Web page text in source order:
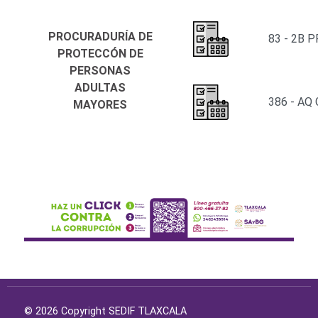
PROCURADURÍA DE
PROTECCÓN DE
PERSONAS
ADULTAS
MAYORES
83 - 2B
386 - AQ
© 2026 Copyright SEDIF TLAXCALA